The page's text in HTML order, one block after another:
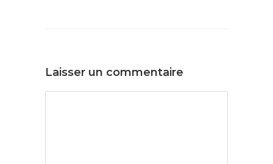
Laisser un commentaire